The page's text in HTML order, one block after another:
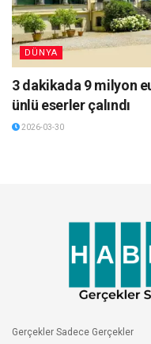
DÜNYA
3 dakikada 9 milyon
ünlü eserler çalındı
2026-03-30
Gerçekler Sadece Gerçekler